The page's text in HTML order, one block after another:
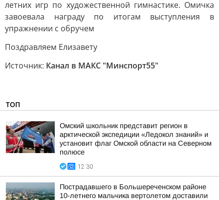
летних игр по художественной гимнастике. Омичка
завоевала награду по итогам выступления в
упражнении с обручем
Поздравляем Елизавету
Источник: Канал в МАКС "Минспорт55"
ТОП
Омский школьник представит регион в
арктической экспедиции «Ледокол знаний» и
установит флаг Омской области на Северном
полюсе
12:30
Пострадавшего в Большереченском районе
10-летнего мальчика вертолетом доставили